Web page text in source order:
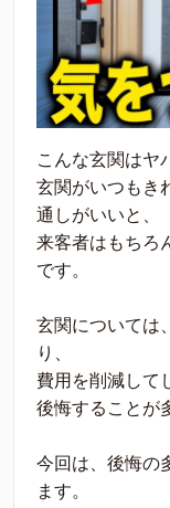
こんな玄関はヤ
玄関がいつもき
通しがいいと、
来客者はもちろ
です。
玄関については
り、
費用を削減して
後悔することが
今回は、後悔の
ます。